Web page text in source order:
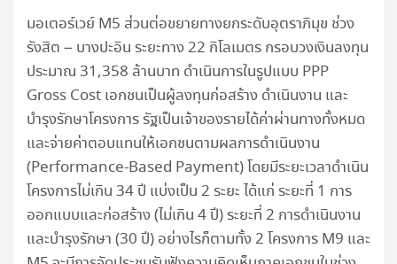
มอเตอร์เวย์ M5 ส่วนต่อขยายทางยกระดับอุตราภิมุข ช่วง
รังสิต – บางปะอิน ระยะทาง 22 กิโลเมตร กรอบวงเงินลงทุน
ประมาณ 31,358 ล้านบาท ดำเนินการในรูปแบบ PPP
Gross Cost เอกชนเป็นผู้ลงทุนก่อสร้าง ดำเนินงาน และ
บำรุงรักษาโครงการ รัฐเป็นเจ้าของรายได้ค่าผ่านทางทั้งหมด
และจ่ายค่าตอบแทนให้เอกชนตามผลการดำเนินงาน
(Performance-Based Payment) โดยมีระยะเวลาดำเนิน
โครงการไม่เกิน 34 ปี แบ่งเป็น 2 ระยะ ได้แก่ ระยะที่ 1 การ
ออกแบบและก่อสร้าง (ไม่เกิน 4 ปี) ระยะที่ 2 การดำเนินงาน
และบำรุงรักษา (30 ปี) อย่างไรก็ตามทั้ง 2 โครงการ M9 และ